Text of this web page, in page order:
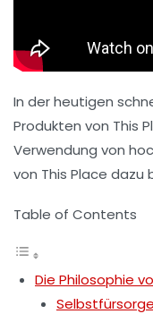
In der heutigen
Produkten von This
Verwendung von
von This Place
Table of Contents
Die Philosophie